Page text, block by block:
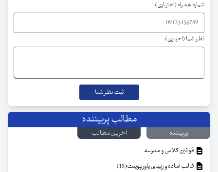
شماره همراه (اختیاری)
نظر شما (اجباری)
مطالب پربیننده
پربیننده
آخرین مطالب
قوانین کلاس و مدرسه
قالب آماده و زیبای پاورپوینت(15)